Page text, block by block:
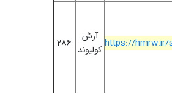
286
آرش
کولیوند https://hmrw.ir/